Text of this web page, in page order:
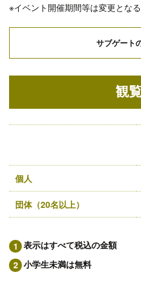
※イベント開催期間等は変更となる
サブゲート
観
個人
団体（20名以上）
表示はすべて税込の金額
小学生未満は無料